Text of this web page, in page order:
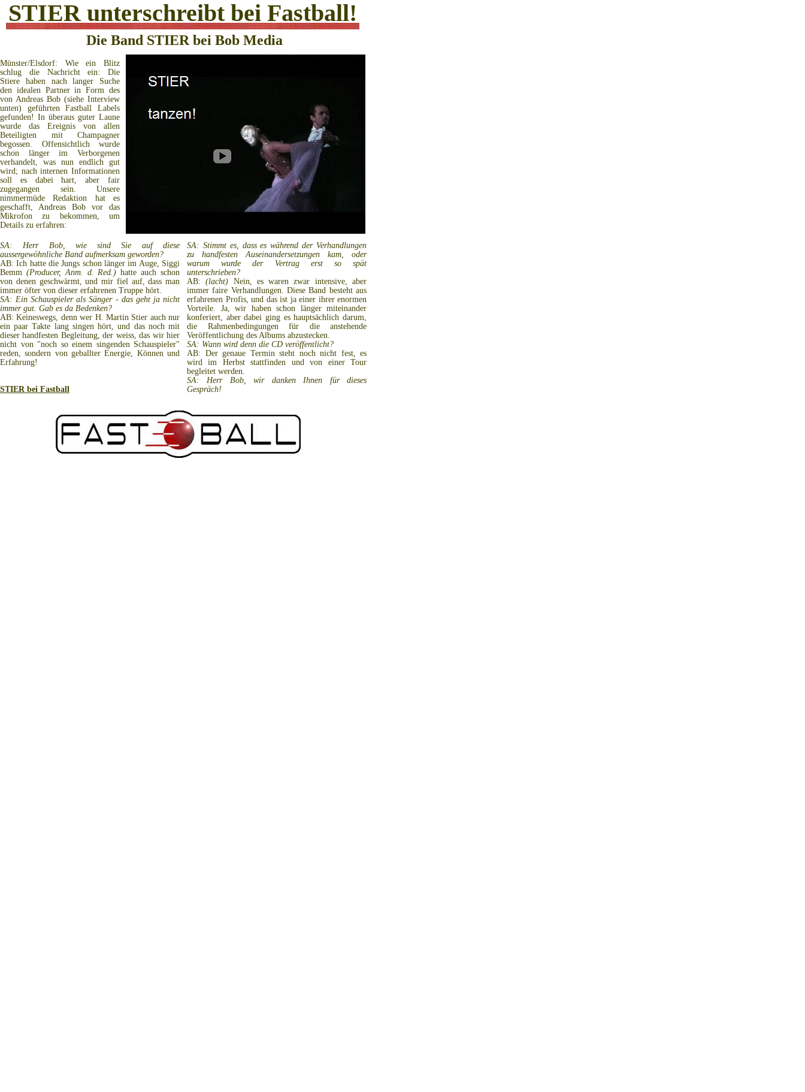
STIER unterschreibt bei Fastball!
Die Band STIER bei Bob Media
Münster/Elsdorf: Wie ein Blitz
schlug die Nachricht ein: Die
Stiere haben nach langer Suche
den idealen Partner in Form des
von Andreas Bob (siehe Interview
unten) geführten Fastball Labels
gefunden! In überaus guter Laune
wurde das Ereignis von allen
Beteiligten mit Champagner
begossen. Offensichtlich wurde
schon länger im Verborgenen
verhandelt, was nun endlich gut
wird; nach internen Informationen
soll es dabei hart, aber fair
zugegangen sein. Unsere
nimmermüde Redaktion hat es
geschafft, Andreas Bob vor das
Mikrofon zu bekommen, um
Details zu erfahren:
SA: Herr Bob, wie sind Sie auf diese
aussergewöhnliche Band aufmerksam geworden?
AB: Ich hatte die Jungs schon länger im Auge, Siggi
Bemm (Producer, Anm. d. Red.) hatte auch schon
von denen geschwärmt, und mir fiel auf, dass man
immer öfter von dieser erfahrenen Truppe hört.
SA: Ein Schauspieler als Sänger - das geht ja nicht
immer gut. Gab es da Bedenken?
AB: Keineswegs, denn wer H. Martin Stier auch nur
ein paar Takte lang singen hört, und das noch mit
dieser handfesten Begleitung, der weiss, das wir hier
nicht von "noch so einem singenden Schauspieler"
reden, sondern von geballter Energie, Können und
Erfahrung!
STIER bei Fastball
SA: Stimmt es, dass es während der Verhandlungen
zu handfesten Auseinandersetzungen kam, oder
warum wurde der Vertrag erst so spät
unterschrieben?
AB:(lacht) Nein, es waren zwar intensive, aber
immer faire Verhandlungen. Diese Band besteht aus
erfahrenen Profis, und das ist ja einer ihrer enormen
Vorteile. Ja, wir haben schon länger miteinander
konferiert, aber dabei ging es hauptsächlich darum,
die Rahmenbedingungen für die anstehende
Veröffentlichung des Albums abzustecken.
SA: Wann wird denn die CD veröffentlicht?
AB: Der genaue Termin steht noch nicht fest, es
wird im Herbst stattfinden und von einer Tour
begleitet werden.
SA: Herr Bob, wir danken Ihnen für dieses
Gespräch!